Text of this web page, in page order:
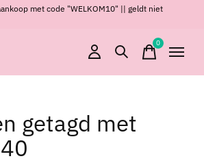
met code "WELKOM10" || geldt niet
0items
getagd met